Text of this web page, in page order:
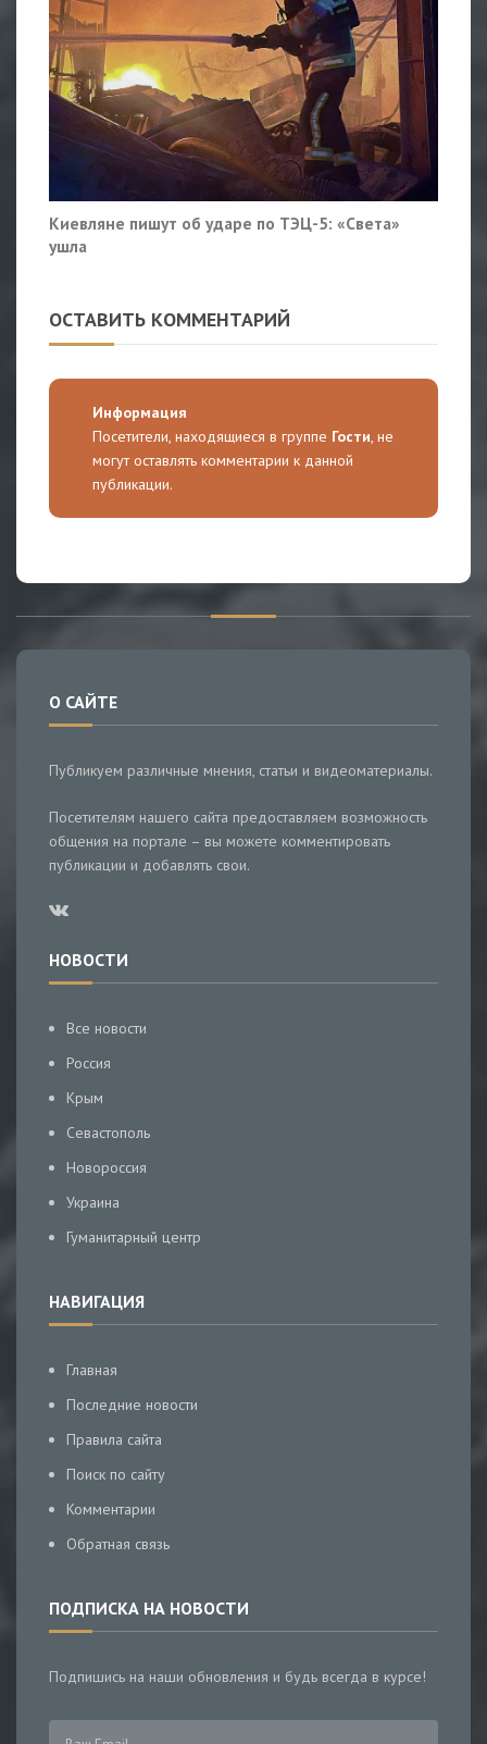
Киевляне пишут об ударе по ТЭЦ-5: «Света»
ушла
ОСТАВИТЬ КОММЕНТАРИЙ
Информация
Посетители, находящиеся в группе Гости, не
могут оставлять комментарии к данной
публикации.
О САЙТЕ
Публикуем различные мнения, статьи и видеоматериалы.
Посетителям нашего сайта предоставляем возможность
общения на портале – вы можете комментировать
публикации и добавлять свои.
НОВОСТИ
Все новости
Россия
Крым
Севастополь
Новороссия
Украина
Гуманитарный центр
НАВИГАЦИЯ
Главная
Последние новости
Правила сайта
Поиск по сайту
Комментарии
Обратная связь
ПОДПИСКА НА НОВОСТИ
Подпишись на наши обновления и будь всегда в курсе!